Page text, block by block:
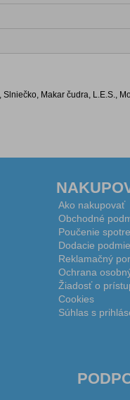
Makar čudra, L.E.S.,
Ako nakupovať
Obchodné
Poučenie
Dodacie
Reklamačný
Ochrana
Žiadosť o
Cookies
Súhlas s